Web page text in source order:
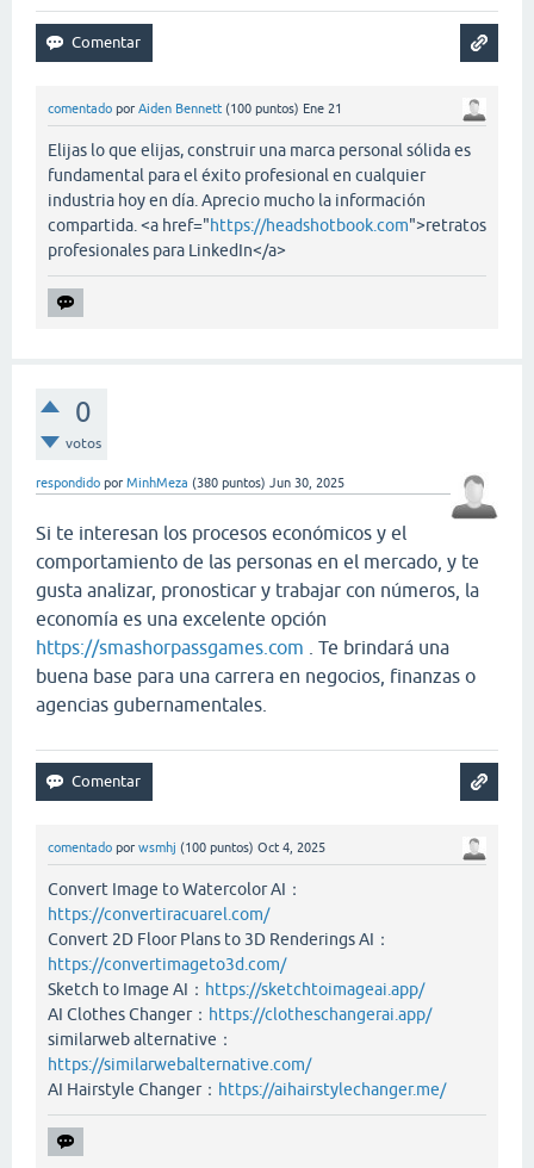
comentado por Aiden Bennett (100 puntos) Ene 21
Elijas lo que elijas, construir una marca personal sólida es
fundamental para el éxito profesional en cualquier
industria hoy en día. Aprecio mucho la información
compartida. <a href="https://headshotbook.com">retratos
profesionales para LinkedIn</a>
0
votos
respondido por MinhMeza (380 puntos) Jun 30, 2025
Si te interesan los procesos económicos y el
comportamiento de las personas en el mercado, y te
gusta analizar, pronosticar y trabajar con números, la
economía es una excelente opción
https://smashorpassgames.com . Te brindará una
buena base para una carrera en negocios, finanzas o
agencias gubernamentales.
comentado por wsmhj (100 puntos) Oct 4, 2025
Convert Image to Watercolor AI：
https://convertiracuarel.com/
Convert 2D Floor Plans to 3D Renderings AI：
https://convertimageto3d.com/
Sketch to Image AI： https://sketchtoimageai.app/
AI Clothes Changer： https://clotheschangerai.app/
similarweb alternative：
https://similarwebalternative.com/
AI Hairstyle Changer： https://aihairstylechanger.me/